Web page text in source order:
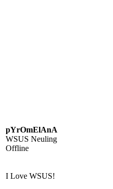
pYrOmElAnA
WSUS Neuling
Offline
I Love WSUS!